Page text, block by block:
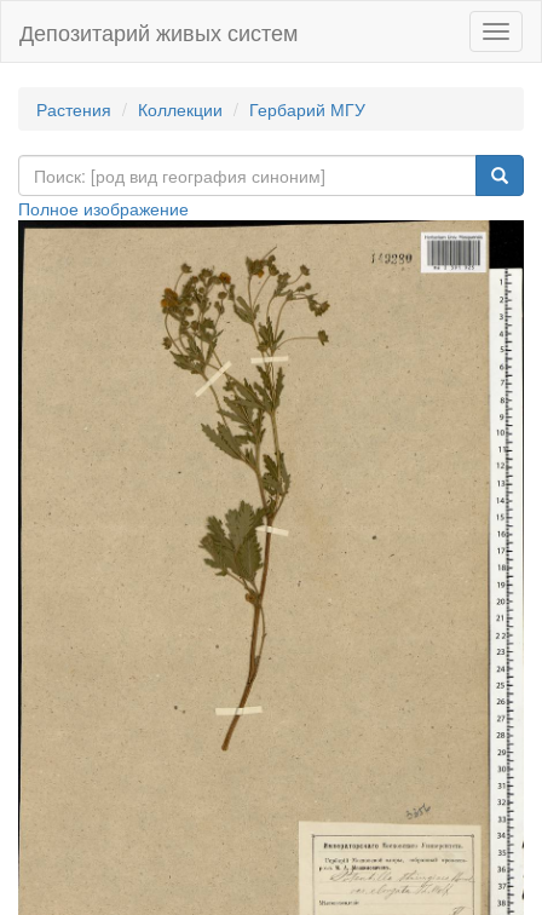
Депозитарий живых систем
Растения Коллекции Гербарий МГУ
Полное изображение